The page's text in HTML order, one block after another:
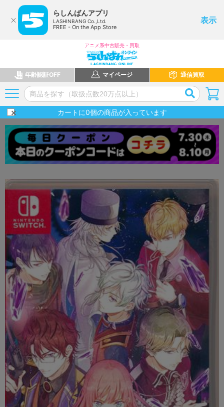
らしんばんアプリ
LASHINBANG Co.,Ltd.
FREE - On the App Store
表示
アニメ系中古販売・買取
年齢認証OFF マイページ 通信買取
カートに0個の商品が入っています